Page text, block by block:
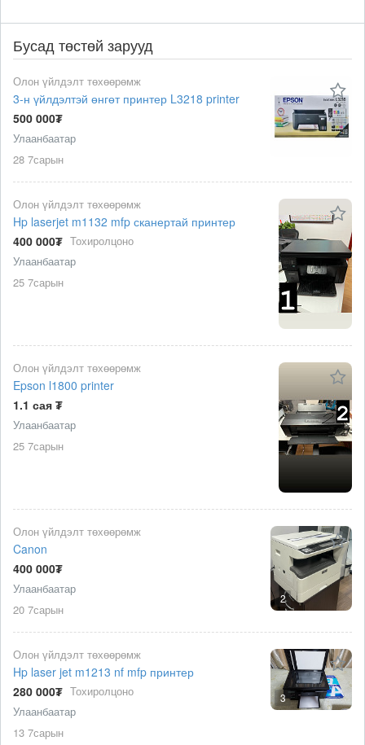
Бусад төстөй зарууд
Олон үйлдэлт төхөөрөмж
3-н үйлдэлтэй өнгөт принтер L3218 printer
500 000₮
Улаанбаатар
28 7сарын
Олон үйлдэлт төхөөрөмж
Hp laserjet m1132 mfp сканертай принтер
400 000₮ Тохиролцоно
Улаанбаатар
25 7сарын
Олон үйлдэлт төхөөрөмж
Epson l1800 printer
1.1 сая ₮
Улаанбаатар
25 7сарын
2
Олон үйлдэлт төхөөрөмж
Canon
400 000₮
Улаанбаатар
20 7сарын
3
Олон үйлдэлт төхөөрөмж
Hp laser jet m1213 nf mfp принтер
280 000₮ Тохиролцоно
Улаанбаатар
13 7сарын